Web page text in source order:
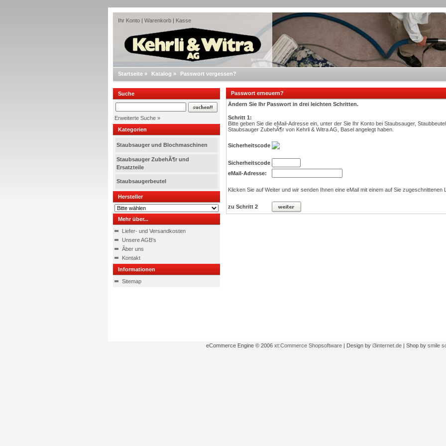
Ihr Konto | Warenkorb | Kasse
Startseite » Katalog » Passwort vergessen?
Suche
Erweiterte Suche »
Kategorien
Staubsauger und Blochmaschinen
Staubsauger ZubehÃ¶r und
Ersatzteile
Staubsaugerbeutel
Hersteller
Mehr über...
Liefer- und Versandkosten
Unsere AGB's
Ãber uns
Kontakt
Informationen
Sitemap
Passwort erneuern?
Ändern Sie Ihr Passwort in drei leichten Schritten.
Schritt 1:
Bitte geben Sie die eMail-Adresse ein, unter der Sie Ihr Konto bei Staubsauger,
Staubsauger ZubehÃ¶r von Kehrli & Witra AG, Basel angelegt haben.
Sicherheitscode
Sicherheitscode
eMail-Adresse:
Klicken Sie auf Weiter und wir senden Ihnen eine eMail mit einem auf Sie zugeschnittenen
zu Schritt 2
eCommerce Engine © 2006 xt:Commerce Shopsoftware | Design by i3internet.de | Shop by smile